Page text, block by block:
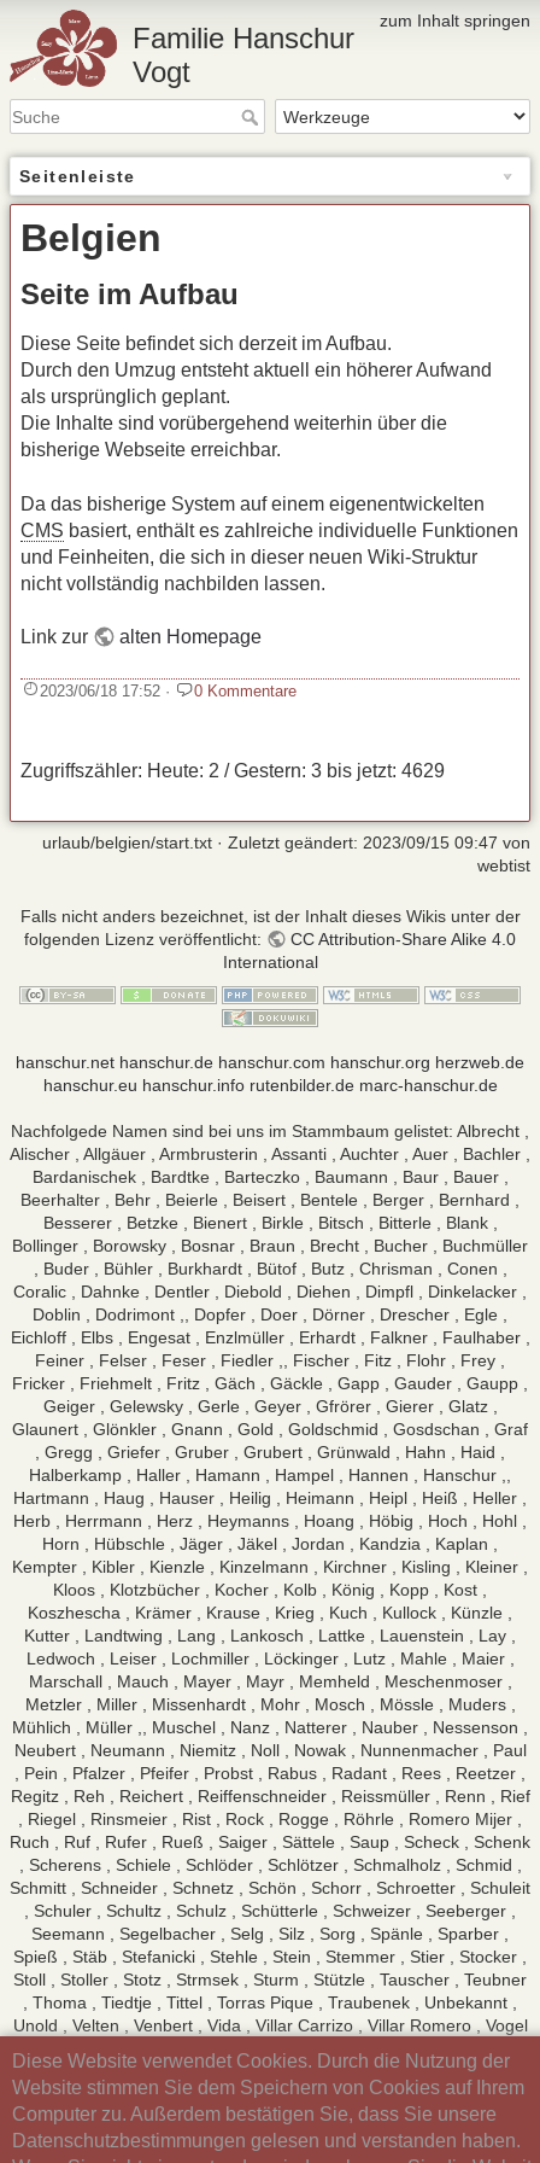
zum Inhalt springen
Familie Hanschur
Vogt
Seitenleiste
Belgien
Seite im Aufbau
Diese Seite befindet sich derzeit im Aufbau.
Durch den Umzug entsteht aktuell ein höherer Aufwand
als ursprünglich geplant.
Die Inhalte sind vorübergehend weiterhin über die
bisherige Webseite erreichbar.
Da das bisherige System auf einem eigenentwickelten
CMS basiert, enthält es zahlreiche individuelle Funktionen
und Feinheiten, die sich in dieser neuen Wiki‑Struktur
nicht vollständig nachbilden lassen.
Link zur alten Homepage
2023/06/18 17:52 · 0 Kommentare
Zugriffszähler: Heute: 2 / Gestern: 3 bis jetzt: 4629
Diese Website verwendet Cookies. Durch die Nutzung der
Website stimmen Sie dem Speichern von Cookies auf Ihrem
Computer zu. Außerdem bestätigen Sie, dass Sie unsere
Datenschutzbestimmungen gelesen und verstanden haben.
urlaub/belgien/start.txt · Zuletzt geändert: 2023/09/15 09:47 von
webtist
Falls nicht anders bezeichnet, ist der Inhalt dieses Wikis unter der
folgenden Lizenz veröffentlicht:
CC Attribution-Share Alike 4.0
International
hanschur.net hanschur.de hanschur.com hanschur.org herzweb.de
hanschur.eu hanschur.info rutenbilder.de marc-hanschur.de
Nachfolgede Namen sind bei uns im Stammbaum gelistet: Albrecht ,
Alischer , Allgäuer , Armbrusterin , Assanti , Auchter , Auer , Bachler ,
Bardanischek , Bardtke , Barteczko , Baumann , Baur , Bauer ,
Beerhalter , Behr , Beierle , Beisert , Bentele , Berger , Bernhard ,
Besserer , Betzke , Bienert , Birkle , Bitsch , Bitterle , Blank ,
Bollinger , Borowsky , Bosnar , Braun , Brecht , Bucher , Buchmüller
, Buder , Bühler , Burkhardt , Bütof , Butz , Chrisman , Conen ,
Coralic , Dahnke , Dentler , Diebold , Diehen , Dimpfl , Dinkelacker ,
Doblin , Dodrimont ,, Dopfer , Doer , Dörner , Drescher , Egle ,
Eichloff , Elbs , Engesat , Enzlmüller , Erhardt , Falkner , Faulhaber ,
Feiner , Felser , Feser , Fiedler ,, Fischer , Fitz , Flohr , Frey ,
Fricker , Friehmelt , Fritz , Gäch , Gäckle , Gapp , Gauder , Gaupp ,
Geiger , Gelewsky , Gerle , Geyer , Gfrörer , Gierer , Glatz ,
Glaunert , Glönkler , Gnann , Gold , Goldschmid , Gosdschan , Graf
, Gregg , Griefer , Gruber , Grubert , Grünwald , Hahn , Haid ,
Halberkamp , Haller , Hamann , Hampel , Hannen , Hanschur ,,
Hartmann , Haug , Hauser , Heilig , Heimann , Heipl , Heiß , Heller ,
Herb , Herrmann , Herz , Heymanns , Hoang , Höbig , Hoch , Hohl ,
Horn , Hübschle , Jäger , Jäkel , Jordan , Kandzia , Kaplan ,
Kempter , Kibler , Kienzle , Kinzelmann , Kirchner , Kisling , Kleiner ,
Kloos , Klotzbücher , Kocher , Kolb , König , Kopp , Kost ,
Koszhescha , Krämer , Krause , Krieg , Kuch , Kullock , Künzle ,
Kutter , Landtwing , Lang , Lankosch , Lattke , Lauenstein , Lay ,
Ledwoch , Leiser , Lochmiller , Löckinger , Lutz , Mahle , Maier ,
Marschall , Mauch , Mayer , Mayr , Memheld , Meschenmoser ,
Metzler , Miller , Missenhardt , Mohr , Mosch , Mössle , Muders ,
Mühlich , Müller ,, Muschel , Nanz , Natterer , Nauber , Nessenson ,
Neubert , Neumann , Niemitz , Noll , Nowak , Nunnenmacher , Paul
, Pein , Pfalzer , Pfeifer , Probst , Rabus , Radant , Rees , Reetzer ,
Regitz , Reh , Reichert , Reiffenschneider , Reissmüller , Renn , Rief
, Riegel , Rinsmeier , Rist , Rock , Rogge , Röhrle , Romero Mijer ,
Ruch , Ruf , Rufer , Rueß , Saiger , Sättele , Saup , Scheck , Schenk
, Scherens , Schiele , Schlöder , Schlötzer , Schmalholz , Schmid ,
Schmitt , Schneider , Schnetz , Schön , Schorr , Schroetter , Schuleit
, Schuler , Schultz , Schulz , Schütterle , Schweizer , Seeberger ,
Seemann , Segelbacher , Selg , Silz , Sorg , Spänle , Sparber ,
Spieß , Stäb , Stefanicki , Stehle , Stein , Stemmer , Stier , Stocker ,
Stoll , Stoller , Stotz , Strmsek , Sturm , Stützle , Tauscher , Teubner
, Thoma , Tiedtje , Tittel , Torras Pique , Traubenek , Unbekannt ,
Unold , Velten , Venbert , Vida , Villar Carrizo , Villar Romero , Vogel
Walser , Walther , Walton , Weber , Wedelstein , Wegner ,
Weidelener , Weiler , Weißenbach , Wenn , Wilhelm , Wineberger ,
Wolf , Wolfangel , Wolk , Wurst , Zharku , Zimmermann
und mehrer Personen nur mit Vornamen gelistet. Stand Januar